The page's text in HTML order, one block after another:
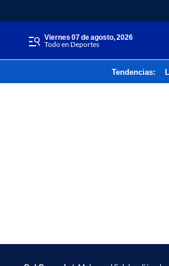
viernes 07 de agosto, 2026
Todo en Deportes
Tendencias: